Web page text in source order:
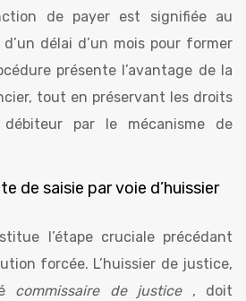
de payer est signifiée au
délai d’un mois pour former
présente l’avantage de la
tout en préservant les droits
par le mécanisme de
de saisie par voie d’huissier
l’étape cruciale précédant
forcée. L’huissier de justice,
commissaire de justice , doit